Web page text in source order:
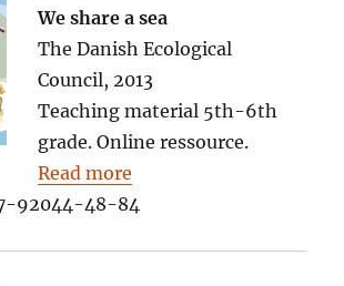
We share a sea
The Danish Ecological
Council, 2013
Teaching material 5th-6th
grade. Online ressource.
Read more
92044-48-84